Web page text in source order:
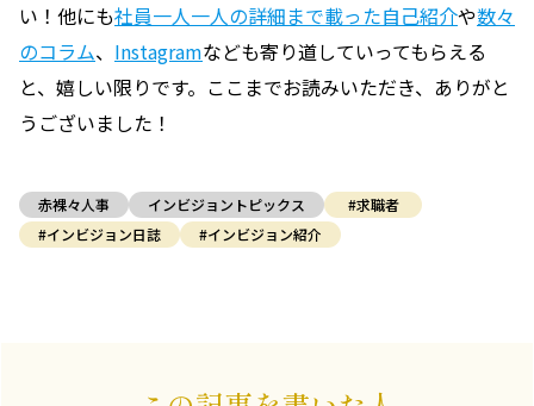
い！他にも社員一人一人の詳細まで載った自己紹介や数々
のコラム、 Instagramなども寄り道していってもらえる
と、嬉しい限りです。ここまでお読みいただき、ありがと
うございました！
赤裸々人事 インビジョントピックス
#求職者
#インビジョン日誌
#インビジョン紹介